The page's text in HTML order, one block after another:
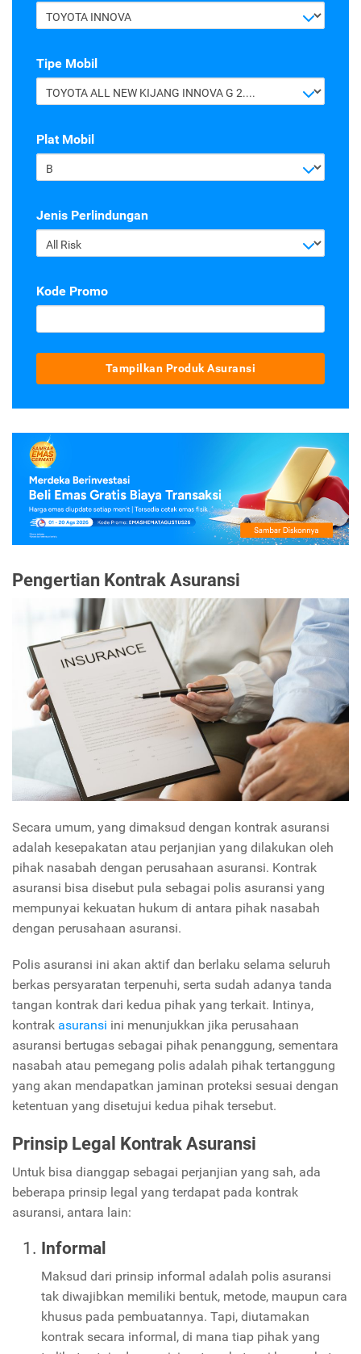
TOYOTA INNOVA
Tipe Mobil
TOYOTA ALL NEW KIJANG INNOVA G 2.4 A/T DIESEL
Plat Mobil
B
Jenis Perlindungan
All Risk
Kode Promo
Tampilkan Produk Asuransi
Pengertian Kontrak Asuransi
Secara umum, yang dimaksud dengan kontrak asuransi
adalah kesepakatan atau perjanjian yang dilakukan oleh
pihak nasabah dengan perusahaan asuransi. Kontrak
asuransi bisa disebut pula sebagai polis asuransi yang
mempunyai kekuatan hukum di antara pihak nasabah
dengan perusahaan asuransi.
Polis asuransi ini akan aktif dan berlaku selama seluruh
berkas persyaratan terpenuhi, serta sudah adanya tanda
tangan kontrak dari kedua pihak yang terkait. Intinya,
kontrak asuransi ini menunjukkan jika perusahaan
asuransi bertugas sebagai pihak penanggung, sementara
nasabah atau pemegang polis adalah pihak tertanggung
yang akan mendapatkan jaminan proteksi sesuai dengan
ketentuan yang disetujui kedua pihak tersebut.
Prinsip Legal Kontrak Asuransi
Untuk bisa dianggap sebagai perjanjian yang sah, ada
beberapa prinsip legal yang terdapat pada kontrak
asuransi, antara lain:
Informal
Maksud dari prinsip informal adalah polis asuransi
tak diwajibkan memiliki bentuk, metode, maupun cara
khusus pada pembuatannya. Tapi, diutamakan
kontrak secara informal, di mana tiap pihak yang